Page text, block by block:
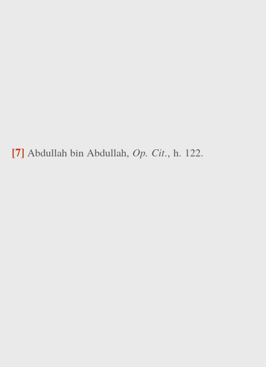
[7] Abdullah bin Abdullah, Op. Cit., h. 122.